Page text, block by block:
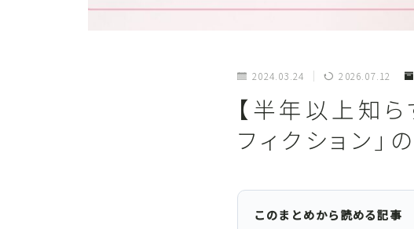
2024.03.24 2026.07.12
【半年以上知
フィクション
このまとめから読める記事